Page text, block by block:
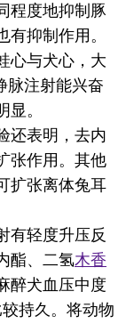
程度地抑制豚
抑制作用。
心与犬心，大
脉注射能兴奋
。
还表明，去内
张作用。其他
扩张离体兔耳
有轻度升压反
酯、二氢木香
醉犬血压中度
持久。将动物